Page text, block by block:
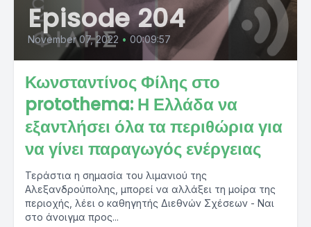
Episode 204
November 07, 2022 • 00:09:57
Κωνσταντίνος Φίλης στο
protothema: Η Ελλάδα να
εξαντλήσει όλα τα περιθώρια για
να γίνει παραγωγός ενέργειας
Τεράστια η σημασία του λιμανιού της
Αλεξανδρούπολης, μπορεί να αλλάξει τη μοίρα της
περιοχής, λέει ο καθηγητής Διεθνών Σχέσεων - Ναι
στο άνοιγμα προς...